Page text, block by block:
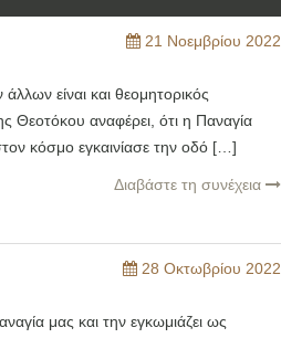
21 Νοεμβρίου 2022
είναι και θεομητορικός
Θεοτόκου αναφέρει, ότι η Παναγία
κόσμο εγκαινίασε την οδό […]
Διαβάστε τη συνέχεια
28 Οκτωβρίου 2022
μας και την εγκωμιάζει ως